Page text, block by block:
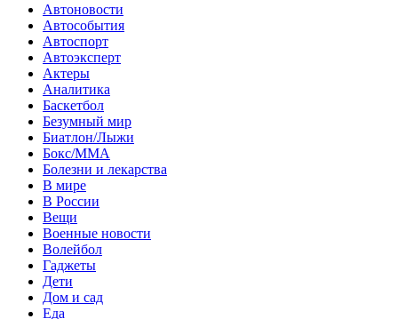
Автоновости
Автособытия
Автоспорт
Автоэксперт
Актеры
Аналитика
Баскетбол
Безумный мир
Биатлон/Лыжи
Бокс/MMA
Болезни и лекарства
В мире
В России
Вещи
Военные новости
Волейбол
Гаджеты
Дети
Дом и сад
Еда